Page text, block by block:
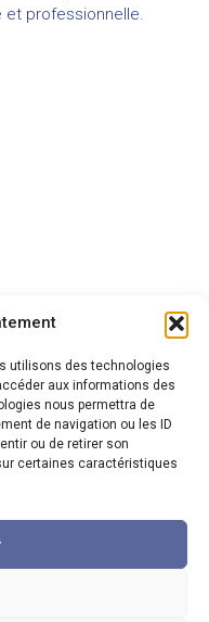
utilisons des technologies
aux informations des
nous permettra de
de navigation ou les ID
ou de retirer son
certaines caractéristiques
professionnelle.